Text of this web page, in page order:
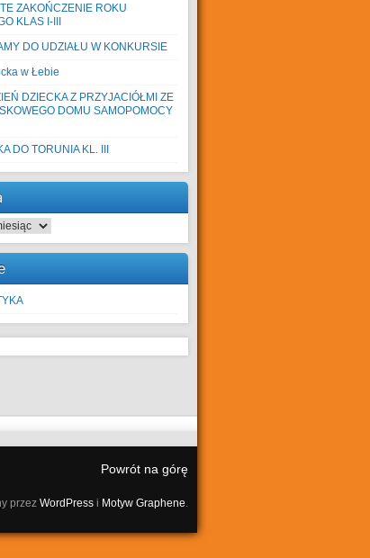
ZAKOŃCZENIE ROKU
KLAS I-III
DO UDZIAŁU W KONKURSIE
w Łebie
DZIECKA Z PRZYJACIÓŁMI ZE
DOMU SAMOPOMOCY
DO TORUNIA KL. III
Powrót na górę
przez WordPress i Motyw Graphene